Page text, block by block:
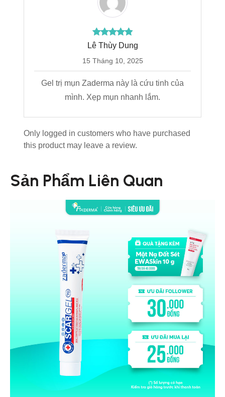
Lê Thùy Dung
15 Tháng 10, 2025
Gel trị mụn Zaderma này là cứu tinh của
mình. Xẹp mụn nhanh lắm.
Only logged in customers who have purchased
this product may leave a review.
Sản Phẩm Liên Quan